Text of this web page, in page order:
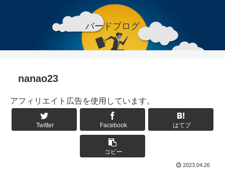
バードブログ
nanao23
アフィリエイト広告を使用しています。
Twitter Facebook はてブ
コピー
2023.04.26